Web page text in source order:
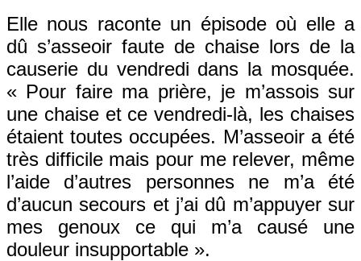
Elle nous raconte un épisode où elle a
dû s’asseoir faute de chaise lors de la
causerie du vendredi dans la mosquée.
« Pour faire ma prière, je m’assois sur
une chaise et ce vendredi-là, les chaises
étaient toutes occupées. M’asseoir a été
très difficile mais pour me relever, même
l’aide d’autres personnes ne m’a été
d’aucun secours et j’ai dû m’appuyer sur
mes genoux ce qui m’a causé une
douleur insupportable ».